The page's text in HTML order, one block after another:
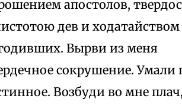
апостолов,
дев и ходатайством
Вырви из меня
сокрушение. Умали
Возбуди во мне